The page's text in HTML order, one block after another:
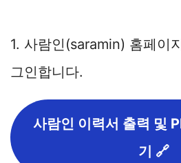
1. 사람인(saramin) 홈페이
그인합니다.
사람인 이력서 출력 및
기 🔗